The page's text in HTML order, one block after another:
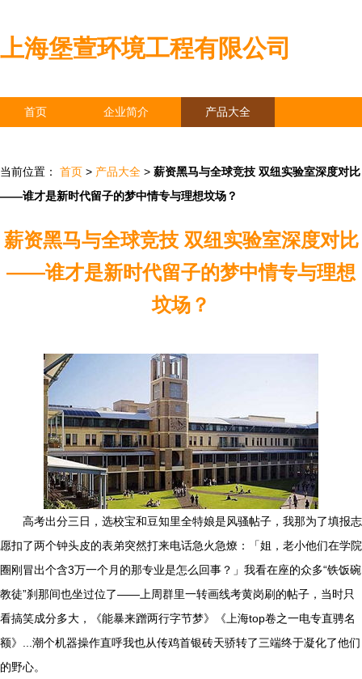
上海堡萱环境工程有限公司
首页 企业简介 产品大全
当前位置： 首页 > 产品大全 > 薪资黑马与全球竞技 双纽实验室深度对比
——谁才是新时代留子的梦中情专与理想坟场？
薪资黑马与全球竞技 双纽实验室深度对比
——谁才是新时代留子的梦中情专与理想
坟场？
高考出分三日，选校宝和豆知里全特娘是风骚帖子，我那为了填报志
愿扣了两个钟头皮的表弟突然打来电话急火急燎：「姐，老小他们在学院
圈刚冒出个含3万一个月的那专业是怎么回事？」我看在座的众多“铁饭碗
教徒”刹那间也坐过位了——上周群里一转画线考黄岗刷的帖子，当时只
看搞笑成分多大，《能暴来蹭两行字节梦》《上海top卷之一电专直骋名
额》...潮个机器操作直呼我也从传鸡首银砖天骄转了三端终于凝化了他们
的野心。